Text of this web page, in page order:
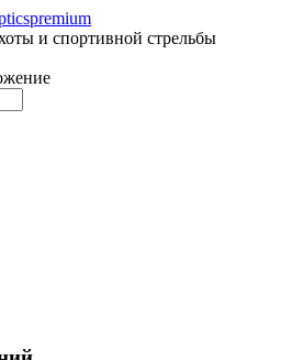
и спортивной стрельбы